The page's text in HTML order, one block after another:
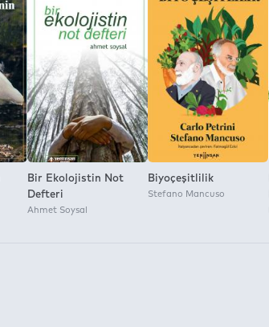
İzni:
Bir Ekolojistin Not
Defteri
Ahmet Soysal
Biyoçeşitlilik
Stefano Mancuso